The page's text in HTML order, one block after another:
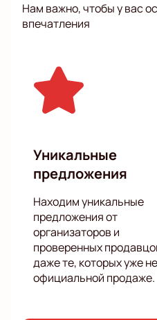
поверхности и
Семир Гичич на
жизненных ситуаций и,
предубеждений. Не
частью зрительской
распродает залы на
пользуется такой
Билеты уже в продаже на
откладывайте свой
Забронируйте свои места
«Бескомпромиссный
pozorište Subotica прямо
незабываемый вечер
прекрасного юмора.
Нам важно, чтобы у вас
впечатления
Уникальные
предложения
Находим уникальные
предложения от
организаторов и
проверенных
даже те, которых уже
официальной продаже.